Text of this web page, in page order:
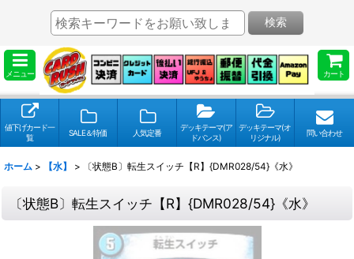
メニュー カート
検索
値下げカード一
覧
SALE＆特価 人気定番
デッキテーマ(ア
ドバンス)
デッキテーマ(オ
リジナル)
問い合わせ
ホーム > 【水】 > 〔状態B〕転生スイッチ【R】{DMR028/54}《水》
〔状態B〕転生スイッチ【R】{DMR028/54}《水》